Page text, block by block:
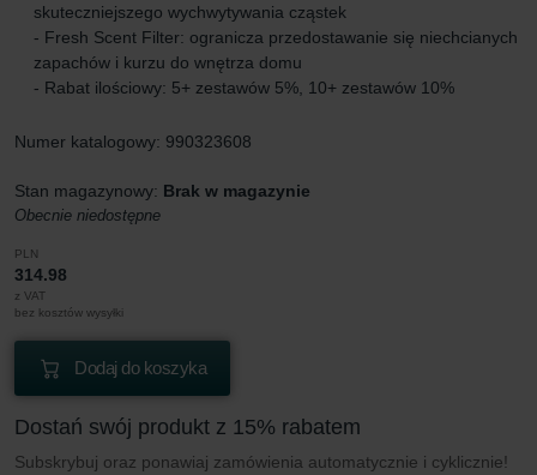
skuteczniejszego wychwytywania cząstek
- Fresh Scent Filter: ogranicza przedostawanie się niechcianych
zapachów i kurzu do wnętrza domu
- Rabat ilościowy: 5+ zestawów 5%, 10+ zestawów 10%
Numer katalogowy: 990323608
Stan magazynowy: Brak w magazynie
Obecnie niedostępne
PLN
314.98
z VAT
bez kosztów wysyłki
Dodaj do koszyka
Dostań swój produkt z 15% rabatem
Subskrybuj oraz ponawiaj zamówienia automatycznie i cyklicznie!